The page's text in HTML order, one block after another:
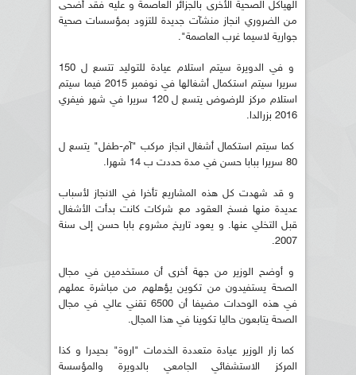
الهياكل الصحية الأخرى بالجزائر العاصمة و عليه فقد أضحى
من الضروري انجاز منشآت جديدة للتزود بمؤسسات صحية
جوارية لاسيما غرب العاصمة".
و في الدويرة سيتم استلام عيادة للتوليد تتسع ل 150
سريرا سيتم استكمال أشغالها في نوفمبر 2015 فيما سيتم
استلام مركز للرضوض يتسع ل 120 سريرا في شهر فيفري
2016 بزرالدا.
كما سيتم استكمال أشغال انجاز مركب "آم-طفل" يتسع ل
80 سريرا ببابا حسن في مدة حددت ب 14 شهرا.
و قد شهدت كل هذه المشاريع تأخرا في الانجاز لأسباب
عديدة منها فسخ العقود مع شركات كانت بدأت الأشغال
قبل التخلي عنها. و يعود تاريخ مشروع بابا حسن إلى سنة
2007.
و أوضح الوزير من جهة أخرى أن مستخدمين في مجال
الصحة يستفيدون من تكوين يؤهلهم من مباشرة عملهم
في هذه الوحدات مضيفا أن 6500 تقني عالي في مجال
الصحة يتابعون حاليا تكوينا في هذا المجال.
كما زار الوزير عيادة متعددة الخدمات "اروة" بحيدرا و كذا
المركز الاستشفائي الجامعي بالدويرة والمؤسسة